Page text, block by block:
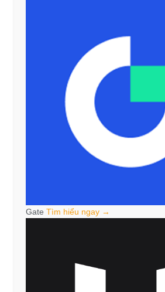
Gate Tìm hiểu ngay →